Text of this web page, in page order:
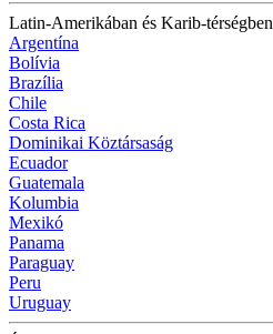
Latin-Amerikában és Karib-térségben
Argentína
Bolívia
Brazília
Chile
Costa Rica
Dominikai Köztársaság
Ecuador
Guatemala
Kolumbia
Mexikó
Panama
Paraguay
Peru
Uruguay